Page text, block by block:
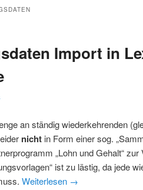
Import in
an ständig wiederkehrenden
nicht in Form einer sog.
„Lohn und Gehalt“ zur
ist zu lästig, da jede
Weiterlesen →